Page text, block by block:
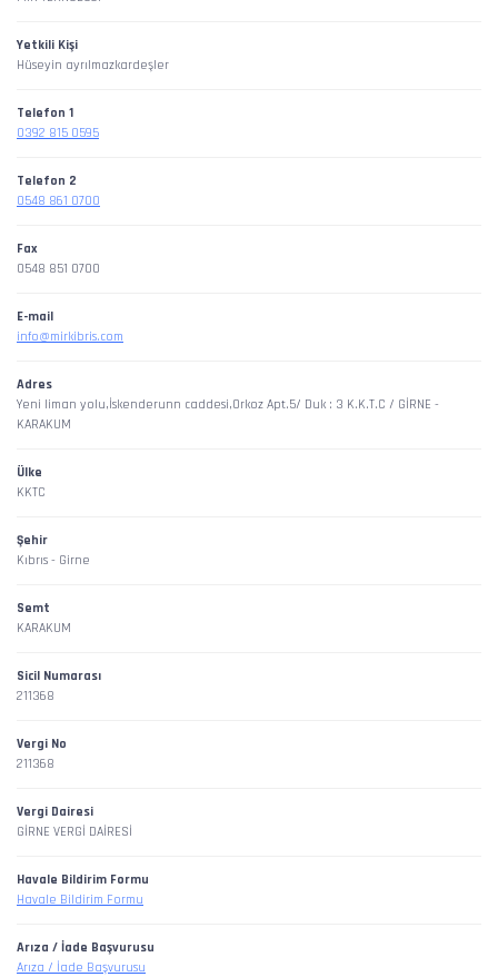
Yetkili Kişi
Hüseyin ayrılmazkardeşler
Telefon 1
0392 815 0595
Telefon 2
0548 861 0700
Fax
0548 851 0700
E-mail
info@mirkibris.com
Adres
Yeni liman yolu,İskenderunn caddesi,Orkoz Apt.5/ Duk : 3 K.K.T.C / GİRNE -
KARAKUM
Ülke
KKTC
Şehir
Kıbrıs - Girne
Semt
KARAKUM
Sicil Numarası
211368
Vergi No
211368
Vergi Dairesi
GİRNE VERGİ DAİRESİ
Havale Bildirim Formu
Havale Bildirim Formu
Arıza / İade Başvurusu
Arıza / İade Başvurusu